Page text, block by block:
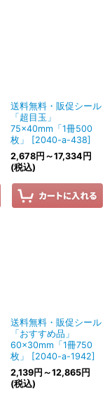
送料無料・販促シール
「超目玉」
75×40mm「1冊500
枚」
[2040-a-438]
2,678円 ～17,334 円
(税込)
送料無料・販促シール
「おすすめ品」
60×30mm「1冊750
枚」
[2040-a-1942]
2,139円 ～12,865円
(税込)